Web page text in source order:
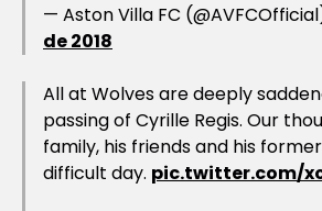
— Aston Villa FC
de 2018
All at Wolves are deeply
passing of Cyrille Regis. Our
family, his friends and his
difficult day. pic.twitter.com/